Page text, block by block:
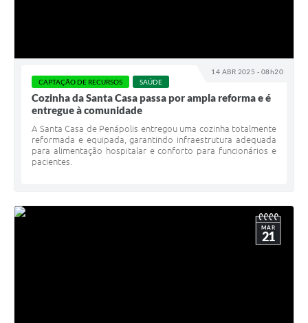
14 ABR 2025 - 08h20
CAPTAÇÃO DE RECURSOS SAÚDE
Cozinha da Santa Casa passa por ampla reforma e é
entregue à comunidade
A Santa Casa de Penápolis entregou uma cozinha totalmente
reformada e equipada, garantindo infraestrutura adequada
para alimentação hospitalar e conforto para funcionários e
pacientes.
MAR
21